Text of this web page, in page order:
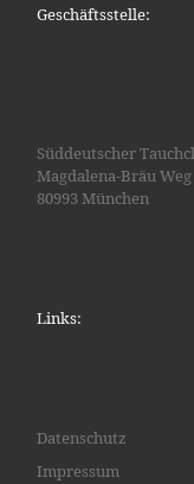
Geschäftsstelle:
Süddeutscher
Magdalena-Bräu Weg
80993 München
Links:
Datenschutz
Impressum